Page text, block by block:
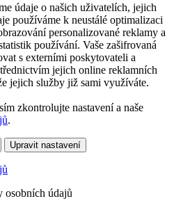
údaje o našich uživatelích, jejich
používáme k neustálé optimalizaci
personalizované reklamy a
používání. Vaše zašifrovaná
s externími poskytovateli a
jejich online reklamních
jejich služby již sami využíváte.
zkontrolujte nastavení a naše
.
Upravit nastavení
osobních údajů